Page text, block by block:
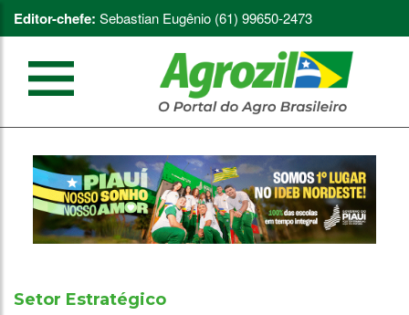
Editor-chefe: Sebastian Eugênio (61) 99650-2473
Setor Estratégico